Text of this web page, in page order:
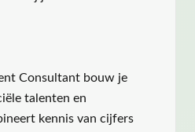
Consultant bouw je
talenten en
kennis van cijfers